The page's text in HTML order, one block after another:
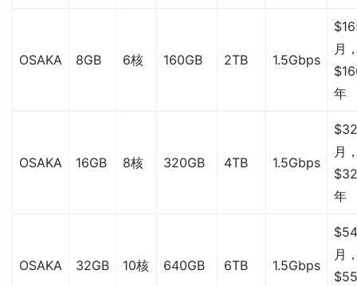
OSAKA 8GB 6核 160GB 2TB 1.5Gbps
月
年
OSAKA 16GB 8核 320GB 4TB 1.5Gbps
月
年
OSAKA 32GB 10核 640GB 6TB 1.5Gbps
月